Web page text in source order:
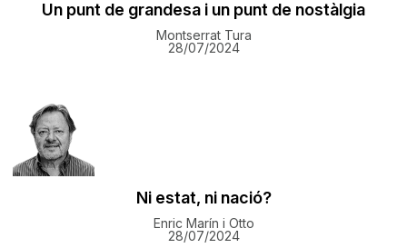
Un punt de grandesa i un punt de nostàlgia
Montserrat Tura
28/07/2024
Ni estat, ni nació?
Enric Marín i Otto
28/07/2024